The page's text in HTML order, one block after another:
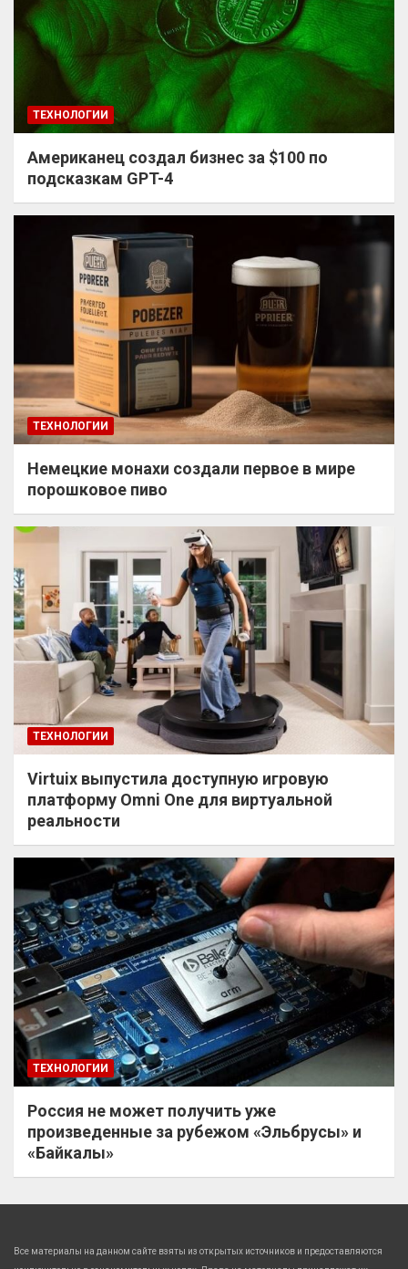
ТЕХНОЛОГИИ
Американец создал бизнес за $100 по
подсказкам GPT-4
ТЕХНОЛОГИИ
Немецкие монахи создали первое в мире
порошковое пиво
ТЕХНОЛОГИИ
Virtuix выпустила доступную игровую
платформу Omni One для виртуальной
реальности
ТЕХНОЛОГИИ
Россия не может получить уже
произведенные за рубежом «Эльбрусы» и
«Байкалы»
Все материалы на данном сайте взяты из открытых источников и предоставляются